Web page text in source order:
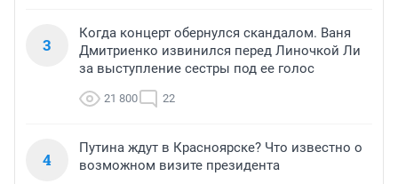
3
Когда концерт обернулся скандалом. Ваня
Дмитриенко извинился перед Линочкой Ли
за выступление сестры под ее голос
21 800 22
4
Путина ждут в Красноярске? Что известно о
возможном визите президента